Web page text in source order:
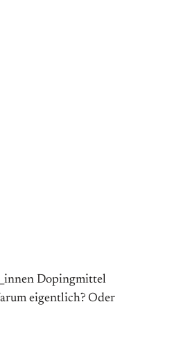
Dopingmittel
eigentlich? Oder